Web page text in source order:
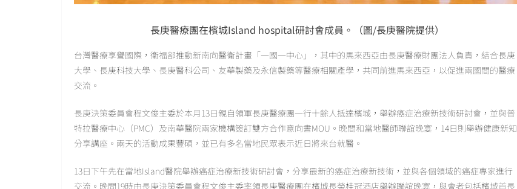
長庚醫療團在檳城Island hospital研討會成員。（圖/長庚醫院提供）
台灣醫療享譽國際，衛福部推動新南向醫衛計畫「一國一中心」，其中的馬來西亞由長庚醫療財團法人負責，結合長庚
大學、長庚科技大學、長庚醫科公司、友華製藥及永信製藥等醫療相關產學，共同前進馬來西亞，以促進兩國間的醫療
交流。
長庚決策委員會程文俊主委於本月13日親自領軍長庚醫療團一行十餘人抵達檳城，舉辦癌症治療新技術研討會，並與普
特拉醫療中心（PMC）及南華醫院兩家機構簽訂雙方合作意向書MOU。晚間和當地醫師聯誼晚宴，14日則舉辦健康新知
分享講座。兩天的活動成果豐碩，並已有多名當地民眾表示近日將來台就醫。
13日下午先在當地Island醫院舉辦癌症治療新技術研討會，分享最新的癌症治療新技術，並與各個領域的癌症專家進行
交流。晚間19時由長庚決策委員會程文俊主委率領長庚醫療團在檳城長榮桂冠酒店舉辦聯誼晚宴，與會者包括檳城首長